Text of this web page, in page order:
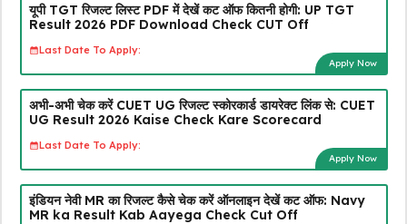
यूपी TGT रिजल्ट लिस्ट PDF में देखें कट ऑफ कितनी होगी: UP TGT
Result 2026 PDF Download Check CUT Off
Last Date To Apply:
Apply Now
अभी-अभी चेक करें CUET UG रिजल्ट स्कोरकार्ड डायरेक्ट लिंक से: CUET
UG Result 2026 Kaise Check Kare Scorecard
Last Date To Apply:
Apply Now
इंडियन नेवी MR का रिजल्ट कैसे चेक करें ऑनलाइन देखें कट ऑफ: Navy
MR ka Result Kab Aayega Check Cut Off